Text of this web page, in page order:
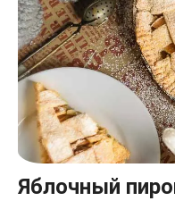
Яблочный